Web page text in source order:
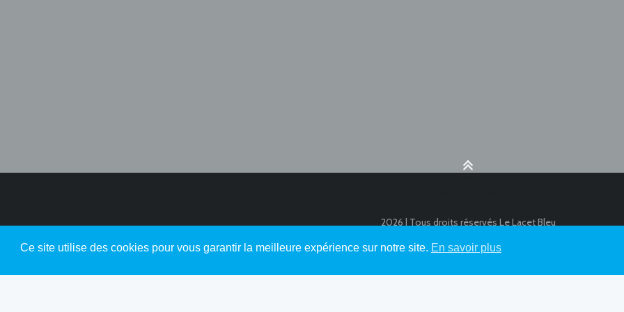
2026 | Tous droits réservés Le Lacet Bleu
Ce site utilise des cookies pour vous garantir la meilleure expérience sur notre site. En savoir plus